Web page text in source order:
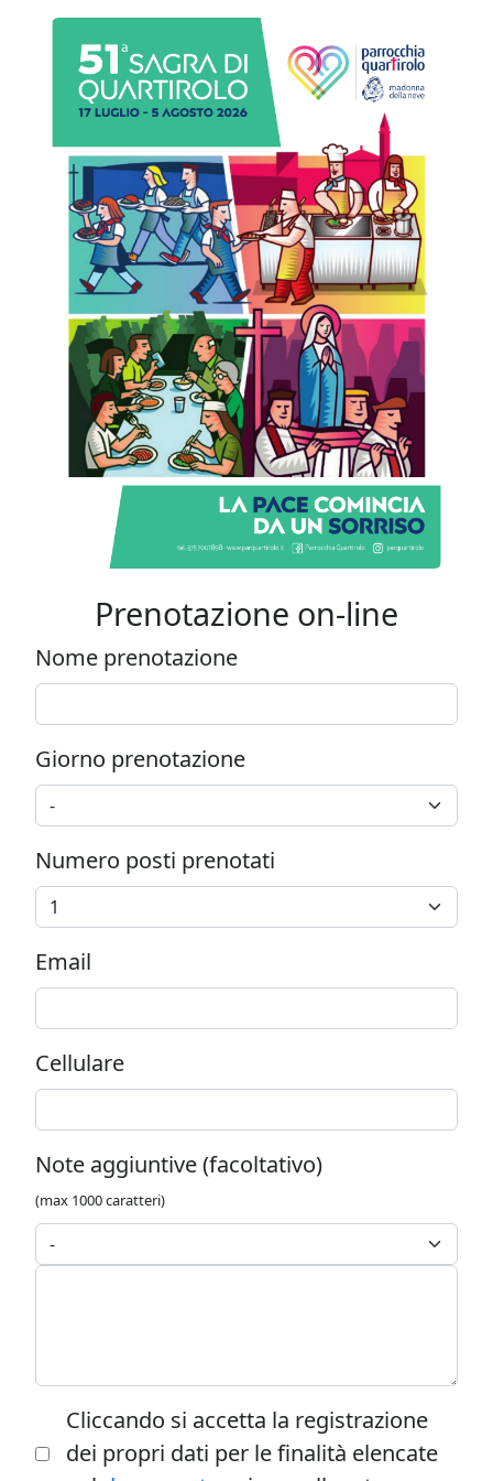
Prenotazione on-line
Nome prenotazione
Giorno prenotazione
Numero posti prenotati
Email
Cellulare
Note aggiuntive (facoltativo)
(max 1000 caratteri)
Cliccando si accetta la registrazione
dei propri dati per le finalità elencate